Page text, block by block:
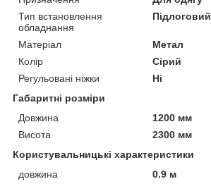
Тип встановлення
обладнання
Підлоговий
Матеріал
Метал
Колір
Сірий
Регульовані ніжки
Ні
Габаритні розміри
Довжина
1200 мм
Висота
2300 мм
Користувальницькі характеристики
довжина
0.9 м